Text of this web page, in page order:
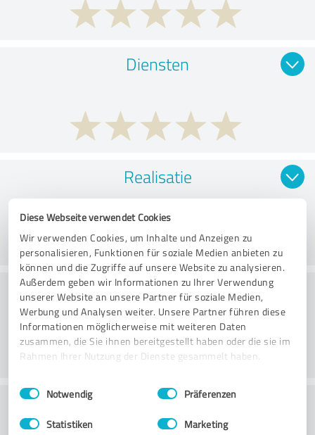
Diese Webseite verwendet Cookies
Wir verwenden Cookies, um Inhalte und Anzeigen zu
personalisieren, Funktionen für soziale Medien anbieten zu
können und die Zugriffe auf unsere Website zu analysieren.
Außerdem geben wir Informationen zu Ihrer Verwendung
unserer Website an unsere Partner für soziale Medien,
Werbung und Analysen weiter. Unsere Partner führen diese
Informationen möglicherweise mit weiteren Daten
zusammen, die Sie ihnen bereitgestellt haben oder die sie im
Rahmen Ihrer Nutzung der Dienste gesammelt haben.
Impressum Datenschutzbestimmungen
Einwilligungsauswahl
Notwendig Präferenzen
Statistiken Marketing
Diensten
Realisatie
Consulting
Klantenservice